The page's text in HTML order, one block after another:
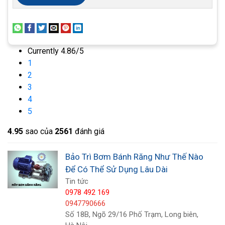
Định kì kiểm tra hiệu suất:
hoạt động của bơm bánh răng định kỳ để phát
hiện sớm bất kỳ vấn đề nào và thực hiện bảo trì
phù hợp.
Tuân thủ các hướng dẫn của nhà sản suất:
tuân thủ các hướng dẫn và lời khuyên từ nhà sản
Currently 4.86/5
1
2
3
4
5
4.95 sao của 2561 đánh giá
Bảo Trì Bơm Bánh Răng Như Thế Nào
Để Có Thể Sử Dụng Lâu Dài
Tin tức
0978 492 169
0947790666
Số 18B, Ngõ 29/16 Phố Trạm, Long biên,